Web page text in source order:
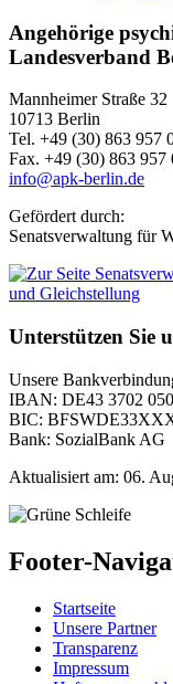
Angehörige
Landesverband
Mannheimer Straße 32
10713 Berlin
Tel. +49 (30) 863 957
Fax. +49 (30) 863 957
info@apk-berlin.de
Gefördert durch:
Senatsverwaltung für
Unterstützen Sie
Unsere
IBAN: DE43 3702
BIC:
Bank: SozialBank AG
Aktualisiert am: 06.
Footer-
Startseite
Unsere Partner
Transparenz
Impressum